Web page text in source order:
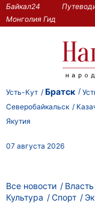
Байкал24
Монголия Гид
Усть-Кут Братск
Северобайкальск
Якутия
07 августа 2026
Все новости Власть
Культура Спорт